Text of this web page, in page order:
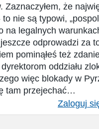
Zaznaczyłem, że
to nie są typowi,
na legalnych
odprowadzi za
pominąłeś też
oddziału
więc blokady w
tam przejechać…
Zaloguj